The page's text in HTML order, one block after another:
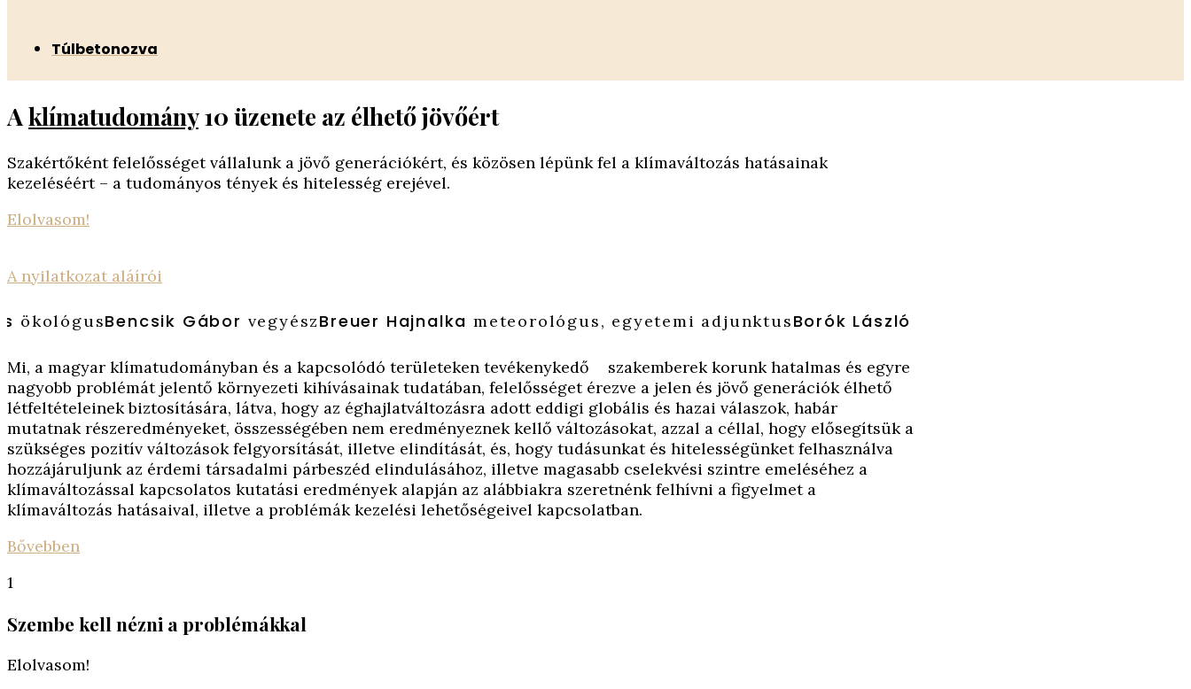
Túlbetonozva
Aklímatudomány10 üzenete az élhető jövőért
Szakértőként felelősséget vállalunk a jövő generációkért, és közösen lépünk fel a klímaváltozás hatásainak
kezeléséért – a tudományos tények és hitelesség erejével.
Elolvasom!
A nyilatkozat aláírói
Bencsik GáborvegyészBreuer Hajnalkameteorológus, egyetemi adjunktusBorók Lászlójogász
Mi, a magyar klímatudományban és a kapcsolódó területeken tevékenykedő szakemberek korunk hatalmas és egyre
nagyobb problémát jelentő környezeti kihívásainak tudatában, felelősséget érezve a jelen és jövő generációk élhető
létfeltételeinek biztosítására, látva, hogy az éghajlatváltozásra adott eddigi globális és hazai válaszok, habár
mutatnak részeredményeket, összességében nem eredményeznek kellő változásokat, azzal a céllal, hogy elősegítsük a
szükséges pozitív változások felgyorsítását, illetve elindítását, és, hogy tudásunkat és hitelességünket felhasználva
hozzájáruljunk az érdemi társadalmi párbeszéd elindulásához, illetve magasabb cselekvési szintre emeléséhez a
klímaváltozással kapcsolatos kutatási eredmények alapján az alábbiakra szeretnénk felhívni a figyelmet a
klímaváltozás hatásaival, illetve a problémák kezelési lehetőségeivel kapcsolatban.
Bővebben
1
Szembe kell nézni a problémákkal
Elolvasom!